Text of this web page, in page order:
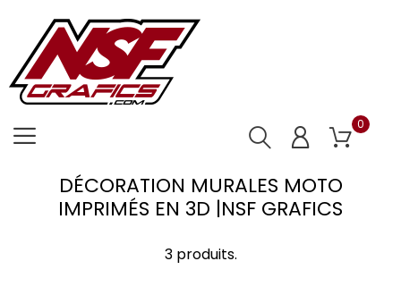
0
DÉCORATION MURALES MOTO
IMPRIMÉS EN 3D |NSF GRAFICS
3 produits.